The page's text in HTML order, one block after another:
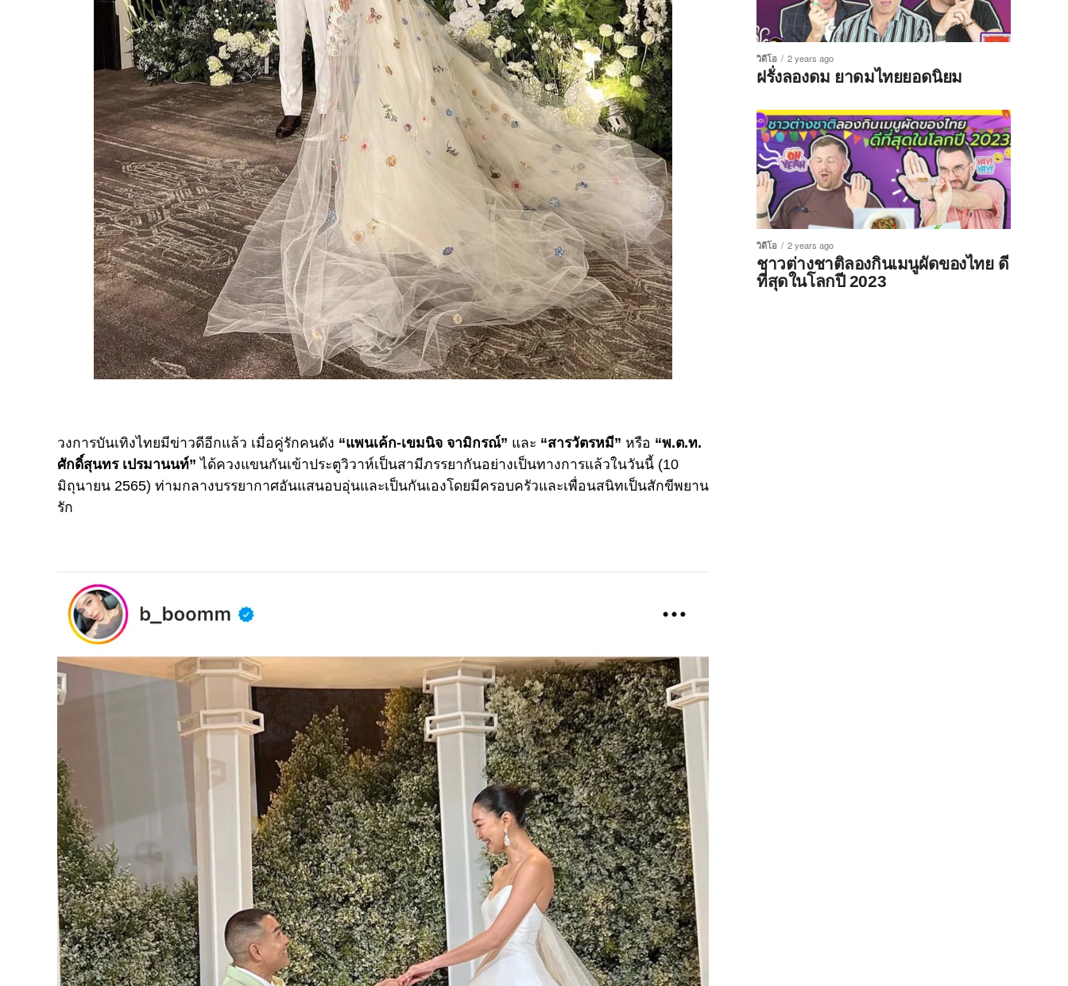
วงการบันเทิงไทยมีข่าวดีอีกแล้ว เมื่อคู่รักคนดัง “แพนเค้ก-เขมนิจ จามิกรณ์” และ “สารวัตรหมี” หรือ “พ.ต.ท.
ศักดิ์สุนทร เปรมานนท์”ได้ควงแขนกันเข้าประตูวิวาห์เป็นสามีภรรยากันอย่างเป็นทางการแล้วในวันนี้ (10
มิถุนายน 2565) ท่ามกลางบรรยากาศอันแสนอบอุ่นและเป็นกันเองโดยมีครอบครัวและเพื่อนสนิทเป็นสักขีพยาน
รัก
วิดีโอ 2 years ago
ฝรั่งลองดม ยาดมไทยยอดนิยม
วิดีโอ 2 years ago
ชาวต่างชาติลองกินเมนูผัดของไทย ดี
ที่สุดในโลกปี 2023